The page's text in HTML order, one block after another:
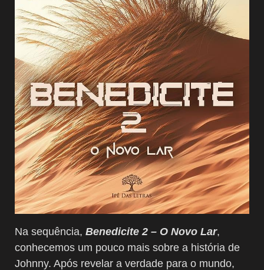
Na sequência, Benedicite 2 – O Novo Lar,
conhecemos um pouco mais sobre a história de
Johnny. Após revelar a verdade para o mundo,